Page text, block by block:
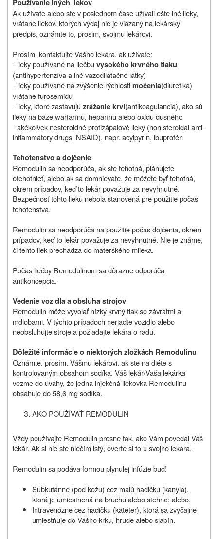
Používanie iných liekov
Ak užívate alebo ste v poslednom čase užívali ešte iné lieky,
vrátane liekov, ktorých výdaj nie je viazaný na lekársky
predpis, oznámte to, prosim, svojmu lekárovi.
Prosím, kontaktujte Vášho lekára, ak užívate:
- lieky používané na liečbu vysokého krvného tlaku
(antihypertenzíva a iné vazodilatačné látky)
- lieky používané na zvýšenie rýchlostimočenia(diuretiká)
vrátane furosemidu
- lieky, ktoré zastavujú zrážanie krvi(antikoagulanciá), ako sú
lieky na báze warfarínu, heparínu alebo oxidu dusného
- akékoľvek nesteroidné protizápalové lieky (non steroidal anti-
inflammatory drugs, NSAID), napr. acylpyrín, ibuprofén
Tehotenstvo a dojčenie
Remodulin sa neodporúča, ak ste tehotná, plánujete
otehotnieť, alebo ak sa domnievate, že môžete byť tehotná,
okrem prípadov, keď to lekár považuje za nevyhnutné.
Bezpečnosť tohto lieku nebola stanovená pre použitie počas
tehotenstva.
Remodulin sa neodporúča na použitie počas dojčenia, okrem
prípadov, keď to lekár považuje za nevyhnutné. Nie je známe,
či tento liek prechádza do materského mlieka.
Počas liečby Remodulinom sa dôrazne odporúča
antikoncepcia.
Vedenie vozidla a obsluha strojov
Remodulin môže vyvolať nízky krvný tlak so závratmi a
mdlobami. V týchto prípadoch neriaďte vozidlo alebo
neobsluhujte stroje a požiadajte lekára o radu.
Dôležité informácie o niektorých zložkách Remodulinu
Oznámte, prosím, Vášmu lekárovi, ak ste na diéte s
kontrolovaným obsahom sodíka. Váš lekár/Vaša lekárka
vezme do úvahy, že jedna injekčná liekovka Remodulinu
obsahuje do 58,6 mg sodíka.
AKO POUŽÍVAŤ REMODULIN
Vždy používajte Remodulin presne tak, ako Vám povedal Váš
lekár. Ak si nie ste niečím istý, overte si to u svojho lekára.
Remodulin sa podáva formou plynulej infúzie buď:
Subkutánne (pod kožu) cez malú hadičku (kanyla),
ktorá je umiestnená na bruchu alebo stehne; alebo,
Intravenózne cez hadičku (katéter), ktorá sa zvyčajne
umiestňuje do Vášho krku, hrude alebo slabín.